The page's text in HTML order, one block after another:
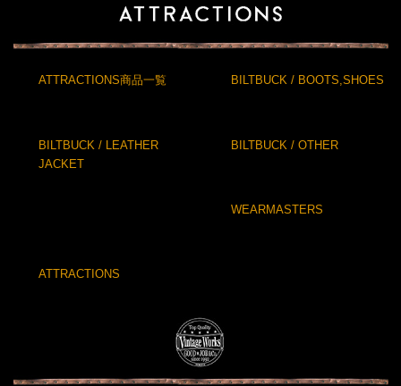
ATTRACTIONS商品一覧 BILTBUCK / BOOTS,SHOES
BILTBUCK / LEATHER
JACKET
BILTBUCK / OTHER
WEARMASTERS
ATTRACTIONS